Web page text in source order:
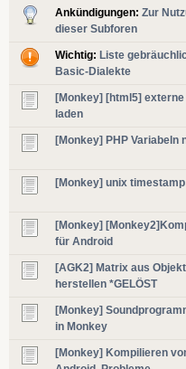
Ankündigungen: Zur
dieser Subforen
Wichtig: Liste
Basic-Dialekte
[Monkey] [html5]
laden
[Monkey] PHP Variabeln
[Monkey] unix timestamp
[Monkey]
für Android
[AGK2] Matrix aus
herstellen *GELÖST
[Monkey]
in Monkey
[Monkey] Kompilieren